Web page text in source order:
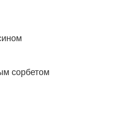
сорбетом